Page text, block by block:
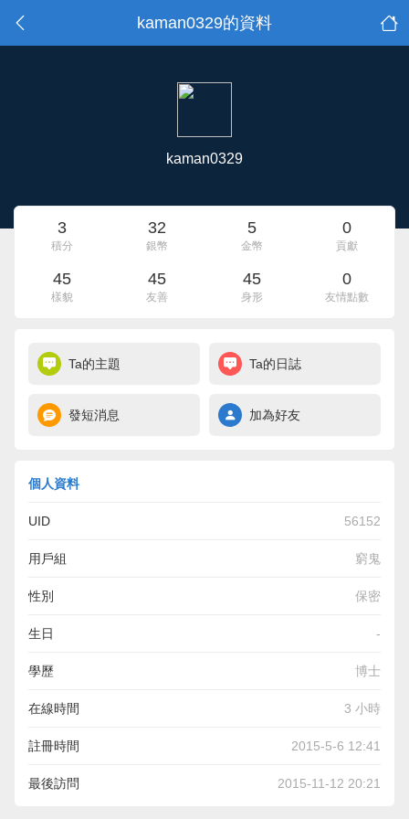
kaman0329的資料
kaman0329
3
積分
32
銀幣
5
金幣
0
貢獻
45
樣貌
45
友善
45
身形
0
友情點數
Ta的主題 Ta的日誌
發短消息 加為好友
個人資料
UID 56152
用戶組 窮鬼
性別 保密
生日 -
學歷 博士
在線時間 3 小時
註冊時間 2015-5-6 12:41
最後訪問 2015-11-12 20:21